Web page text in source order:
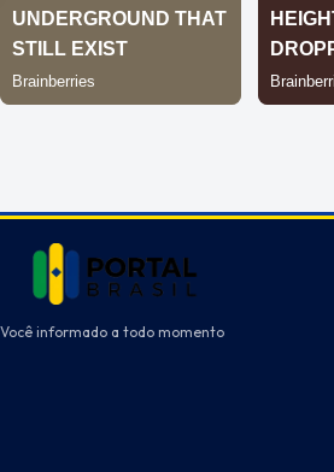
Você informado a todo momento